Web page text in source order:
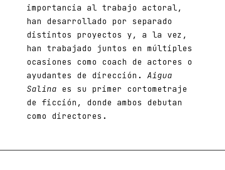
importancia al trabajo actoral,
han desarrollado por separado
distintos proyectos y, a la vez,
han trabajado juntos en múltiples
ocasiones como coach de actores o
ayudantes de dirección. Aigua
Salina es su primer cortometraje
de ficción, donde ambos debutan
como directores.